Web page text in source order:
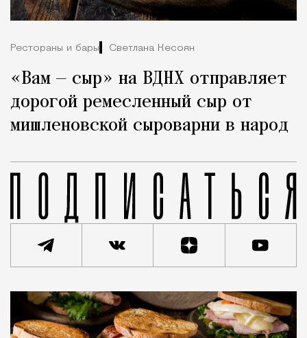
Рестораны и бары Светлана Кесоян
«Вам — сыр» на ВДНХ отправляет
дорогой ремесленный сыр от
мишленовской сыроварни в народ